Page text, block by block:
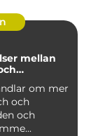
mellan
om mer
och
och